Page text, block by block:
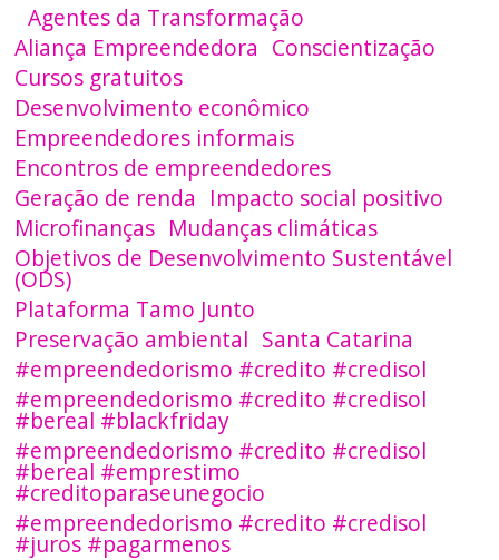
Agentes da Transformação
Aliança Empreendedora Conscientização
Cursos gratuitos
Desenvolvimento econômico
Empreendedores informais
Encontros de empreendedores
Geração de renda Impacto social positivo
Microfinanças Mudanças climáticas
Objetivos de Desenvolvimento Sustentável
(ODS)
Plataforma Tamo Junto
Preservação ambiental Santa Catarina
#empreendedorismo #credito #credisol
#empreendedorismo #credito #credisol
#bereal #blackfriday
#empreendedorismo #credito #credisol
#bereal #emprestimo
#creditoparaseunegocio
#empreendedorismo #credito #credisol
#juros #pagarmenos